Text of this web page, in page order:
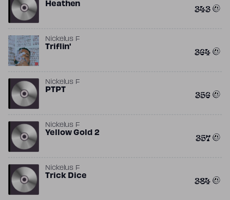
Heathen 343
Nickelus F
Triflin' 364
Nickelus F
PTPT 356
Nickelus F
Yellow Gold 2 357
Nickelus F
Trick Dice 384